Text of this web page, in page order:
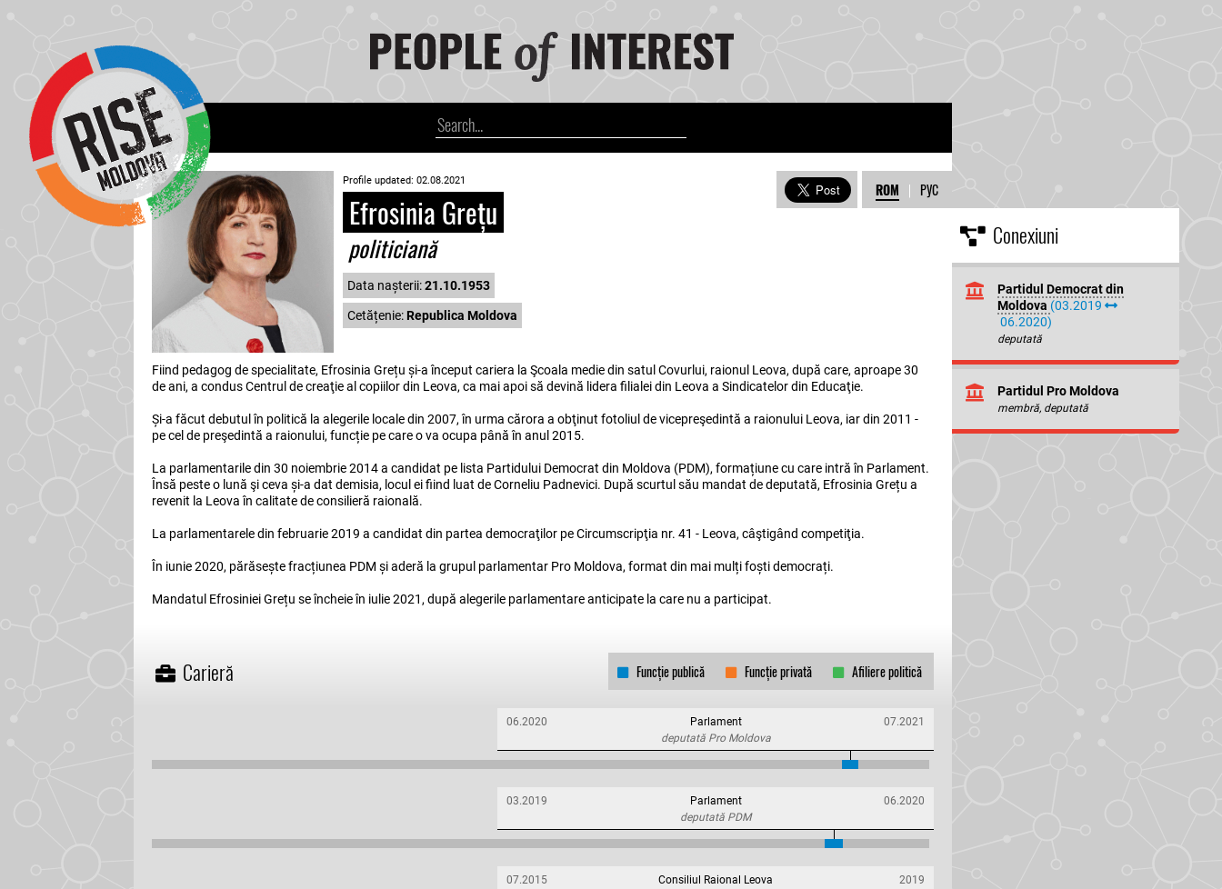
РУС
|
ROM
Profile updated: 02.08.2021
Efrosinia Grețu
politiciană
Data nașterii:21.10.1953
Cetățenie: Republica Moldova
Fiind pedagog de specialitate, Efrosinia Grețu și-a început cariera la Şcoala medie din satul Covurlui, raionul Leova, după care, aproape 30
de ani, a condus Centrul de creaţie al copiilor din Leova, ca mai apoi să devină lidera filialei din Leova a Sindicatelor din Educaţie.
Și-a făcut debutul în politică la alegerile locale din 2007, în urma cărora a obţinut fotoliul de vicepreşedintă a raionului Leova, iar din 2011 -
pe cel de preşedintă a raionului, funcție pe care o va ocupa până în anul 2015.
La parlamentarile din 30 noiembrie 2014 a candidat pe lista Partidului Democrat din Moldova (PDM), formațiune cu care intră în Parlament.
Însă peste o lună şi ceva și-a dat demisia, locul ei fiind luat de Corneliu Padnevici. După scurtul său mandat de deputată, Efrosinia Grețu a
revenit la Leova în calitate de consilieră raională.
La parlamentarele din februarie 2019 a candidat din partea democraţilor pe Circumscripţia nr. 41 - Leova, câştigând competiţia.
În iunie 2020, părăsește fracțiunea PDM și aderă la grupul parlamentar Pro Moldova, format din mai mulți foști democrați.
Mandatul Efrosiniei Grețu se încheie în iulie 2021, după alegerile parlamentare anticipate la care nu a participat.
Afiliere politică
Funcție privată
Funcție publică
Carieră
06.2020 Parlament
07.2021
deputată Pro Moldova
03.2019 Parlament
06.2020
deputată PDM
07.2015 Consiliul Raional Leova
2019
Conexiuni
Partidul Democrat din
Moldova (03.2019
06.2020)
deputată
Partidul Pro Moldova
membră, deputată